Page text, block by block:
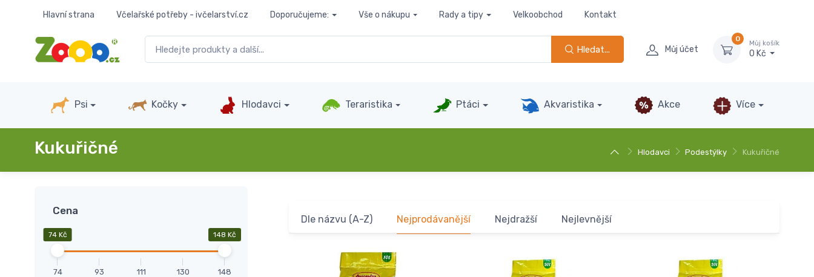
Hlavní strana Včelařské potřeby - ivčelarství.cz Doporučujeme: Vše o nákupu Rady a tipy Velkoobchod Kontakt
Hledat... Můj účet
0
Můj košík
0 Kč
Psi Kočky Hlodavci Teraristika Ptáci Akvaristika Akce Více
Hlodavci Podestýlky Kukuřičné
Kukuřičné
Cena
74 Kč 148 Kč
74 93 111 130 148
Dle názvu (A-Z) Nejprodávanější Nejdražší Nejlevnější